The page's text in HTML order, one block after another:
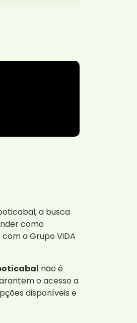
a busca
como
a Grupo ViDA
não é
o acesso a
disponíveis e